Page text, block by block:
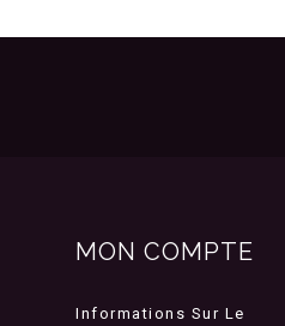
MON COMPTE
Informations Sur Le